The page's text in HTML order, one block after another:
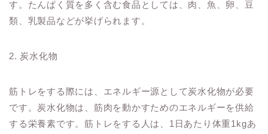
す。たんぱく質を多く含む食品としては、肉、魚、卵、豆
類、乳製品などが挙げられます。
2. 炭水化物
筋トレをする際には、エネルギー源として炭水化物が必要
です。炭水化物は、筋肉を動かすためのエネルギーを供給
する栄養素です。筋トレをする人は、1日あたり体重1kgあ